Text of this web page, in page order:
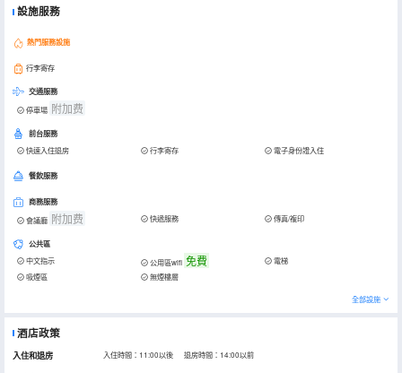
設施服務
熱門服務設施
行李寄存
交通服務
停車場 附加费
前台服務
快速入住退房 行李寄存 電子身份證入住
餐飲服務
商務服務
會議廳 附加费 快遞服務 傳真/複印
公共區
中文指示 公用區wifi 免費
電梯
吸煙區
無煙樓層
全部設施
酒店政策
入住和退房 入住時間：11:00以後 退房時間：14:00以前